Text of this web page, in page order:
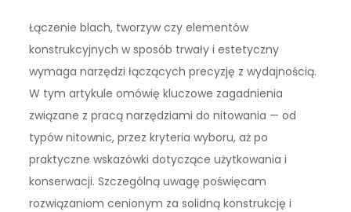
Łączenie blach, tworzyw czy elementów
konstrukcyjnych w sposób trwały i estetyczny
wymaga narzędzi łączących precyzję z wydajnością.
W tym artykule omówię kluczowe zagadnienia
związane z pracą narzędziami do nitowania — od
typów nitownic, przez kryteria wyboru, aż po
praktyczne wskazówki dotyczące użytkowania i
konserwacji. Szczególną uwagę poświęcam
rozwiązaniom cenionym za solidną konstrukcję i